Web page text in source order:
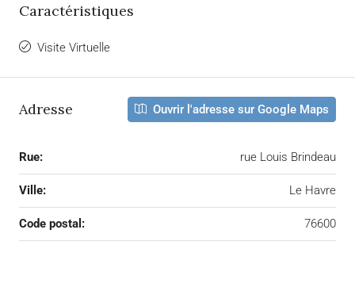
Caractéristiques
Visite Virtuelle
Adresse Ouvrir l'adresse sur Google Maps
Rue: rue Louis Brindeau
Ville: Le Havre
Code postal: 76600